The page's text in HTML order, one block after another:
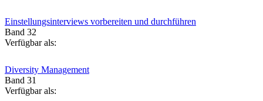
Einstellungsinterviews vorbereiten und durchführen
Band 32
Verfügbar als:
Diversity Management
Band 31
Verfügbar als: